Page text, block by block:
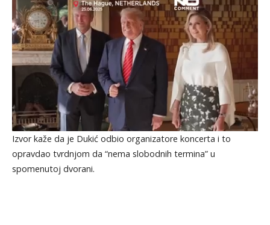
Izvor kaže da je Dukić odbio organizatore koncerta i to
opravdao tvrdnjom da “nema slobodnih termina” u
spomenutoj dvorani.